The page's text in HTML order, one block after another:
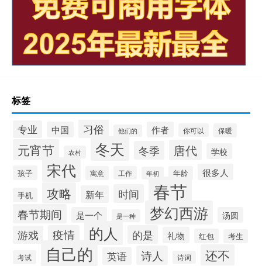
标签
专业 中国 习俗 他们的 作者 你可以 保暖
元宵节 农村 冬天 冬季 唐代 学校
孩子 宋代 寓意 工作 年初 年龄 很多人
手机 攻略 新年 时间 春节
春节期间 是一个 是一种 梦幻西游 汤圆
游戏 疫情 的人 的是 礼物 红包
考生
考试
自己的 英语 诗人 诗词 还不